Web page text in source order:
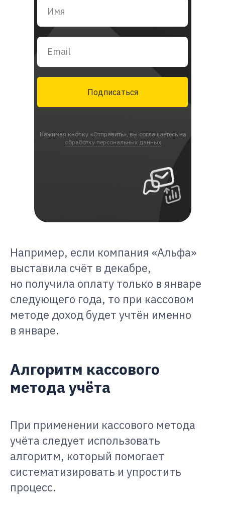
Нажимая кнопку «Отправить», вы соглашаетесь на
обработку персональных данных
Подписаться
Например, если компания «Альфа»
выставила счёт в декабре,
но получила оплату только в январе
следующего года, то при кассовом
методе доход будет учтён именно
в январе.
Алгоритм кассового
метода учёта
При применении кассового метода
учёта следует использовать
алгоритм, который помогает
систематизировать и упростить
процесс.